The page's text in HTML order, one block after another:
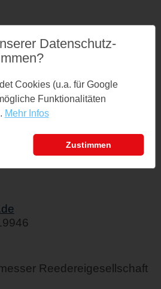
Reedereigesellschaft
Datenschutz­
Cookies (u.a. für Google
Funktionalitäten
Mehr Infos
Zustimmen